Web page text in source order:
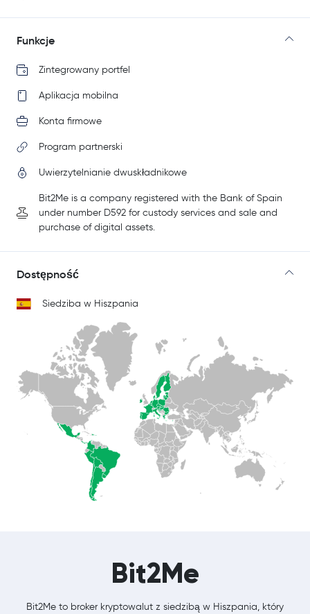
Funkcje
Zintegrowany portfel
Aplikacja mobilna
Konta firmowe
Program partnerski
Uwierzytelnianie dwuskładnikowe
Bit2Me is a company registered with the Bank of Spain
under number D592 for custody services and sale and
purchase of digital assets.
Dostępność
Siedziba w Hiszpania
Bit2Me
Bit2Me to broker kryptowalut z siedzibą w Hiszpania, który